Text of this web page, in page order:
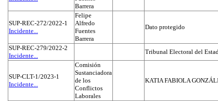
Barrera
SUP-REC-272/2022-1
Incidente...
Felipe
Alfredo
Fuentes
Barrera
Dato protegido
SUP-REC-279/2022-2
Incidente...
Tribunal Electoral del
SUP-CLT-1/2023-1
Incidente...
Comisión
Sustanciadora
de los
Conflictos
Laborales
KATIA FABIOLA